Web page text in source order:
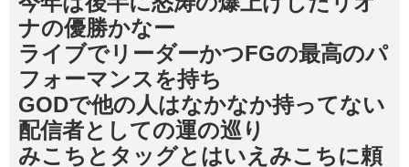
ナの優勝かなー
ライブでリーダーかつFGの最高のパ
フォーマンスを持ち
GODで他の人はなかなか持ってない
配信者としての運の巡り
みこちとタッグとはいえみこちに頼